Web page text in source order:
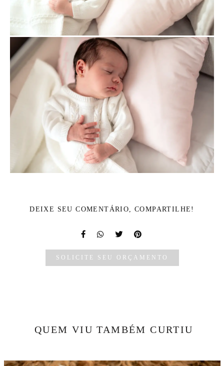
DEIXE SEU COMENTÁRIO, COMPARTILHE!
SOLICITE SEU ORÇAMENTO
QUEM VIU TAMBÉM CURTIU